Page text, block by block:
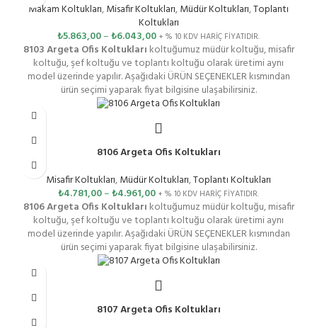
Makam Koltukları,Misafir Koltukları,Müdür Koltukları,Toplantı
Koltukları
₺5.863,00–₺6.043,00 + % 10 KDV HARİÇ FİYATIDIR.
8103 Argeta Ofis Koltukları koltuğumuz müdür koltuğu, misafir
koltuğu, şef koltuğu ve toplantı koltuğu olarak üretimi aynı
model üzerinde yapılır. Aşağıdaki ÜRÜN SEÇENEKLER kısmından
ürün seçimi yaparak fiyat bilgisine ulaşabilirsiniz.
8106 Argeta Ofis Koltukları
Misafir Koltukları,Müdür Koltukları,Toplantı Koltukları
₺4.781,00–₺4.961,00 + % 10 KDV HARİÇ FİYATIDIR.
8106 Argeta Ofis Koltukları koltuğumuz müdür koltuğu, misafir
koltuğu, şef koltuğu ve toplantı koltuğu olarak üretimi aynı
model üzerinde yapılır. Aşağıdaki ÜRÜN SEÇENEKLER kısmından
ürün seçimi yaparak fiyat bilgisine ulaşabilirsiniz.
8107 Argeta Ofis Koltukları